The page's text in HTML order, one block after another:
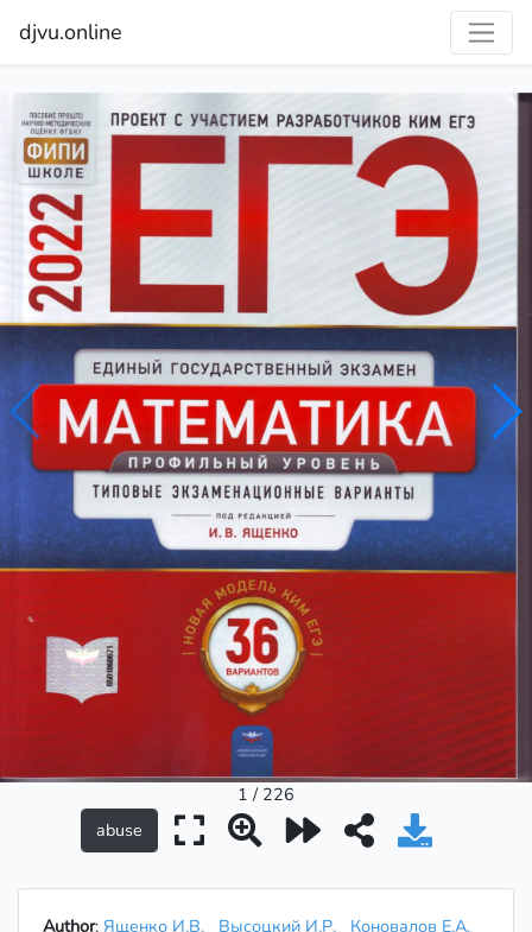
djvu.online
1 / 226
Author: Ященко И.В. Высоцкий И.Р.
Коновалов Е.А.